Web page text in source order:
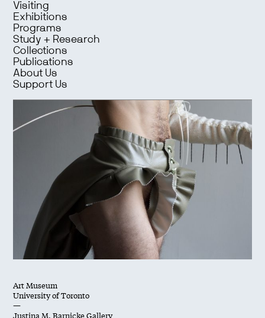
Visiting
Exhibitions
Programs
Study + Research
Collections
Publications
About Us
Support Us
Art Museum
University of Toronto
—
Justina M. Barnicke Gallery